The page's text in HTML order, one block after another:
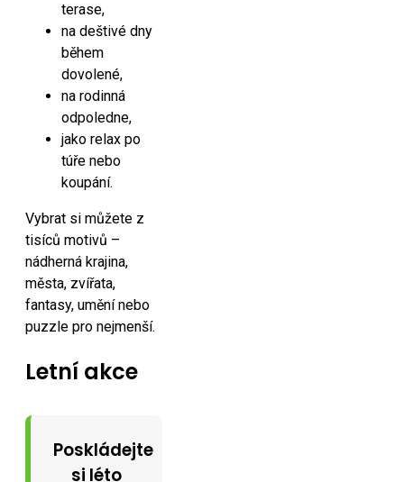
terase,
na deštivé dny
během
dovolené,
na rodinná
odpoledne,
jako relax po
túře nebo
koupání.
Vybrat si můžete z
tisíců motivů –
nádherná krajina,
města, zvířata,
fantasy, umění nebo
puzzle pro nejmenší.
Letní akce
Poskládejte
si léto